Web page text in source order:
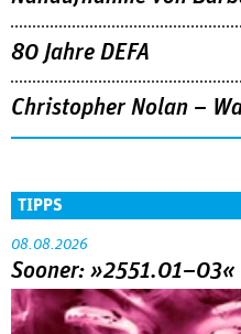
80 Jahre DEFA
Christopher Nolan –
TIPPS
08.08.2026
Sooner: »2551.01–03«